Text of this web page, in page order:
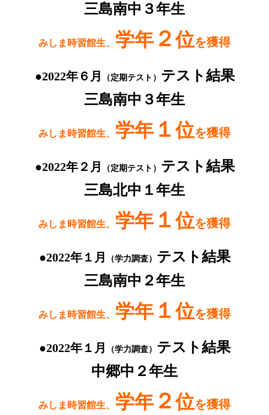
三島南中３年生
みしま時習館生、 学年 ２位を獲得
●2022年６月 （定期テスト） テスト結果
三島南中３年生
みしま時習館生、 学年 １位を獲得
●2022年２月 （定期テスト） テスト結果
三島北中１年生
みしま時習館生、 学年 １位を獲得
●2022年１月 （学力調査） テスト結果
三島南中２年生
みしま時習館生、 学年 １位を獲得
●2022年１月 （学力調査） テスト結果
中郷中２年生
みしま時習館生、 学年 ２位を獲得